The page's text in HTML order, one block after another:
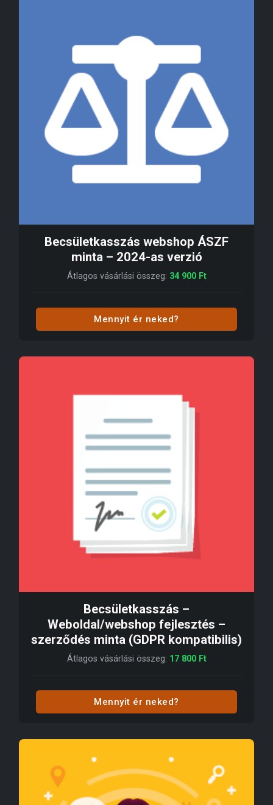
Becsületkasszás webshop ÁSZF
minta – 2024-as verzió
Átlagos vásárlási összeg: 34 900 Ft
Mennyit ér neked?
Becsületkasszás –
Weboldal/webshop fejlesztés –
szerződés minta (GDPR kompatibilis)
Átlagos vásárlási összeg: 17 800 Ft
Mennyit ér neked?